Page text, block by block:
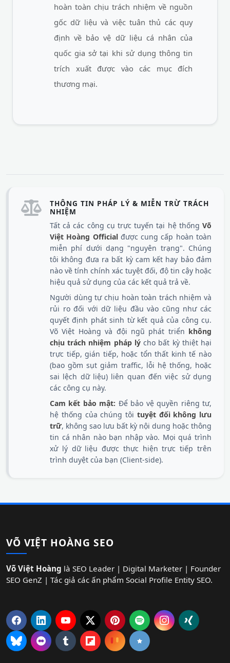
hoàn toàn chịu trách nhiệm về nguồn
gốc dữ liệu và việc tuân thủ các quy
định về bảo vệ dữ liệu cá nhân của
quốc gia sở tại khi sử dụng thông tin
trích xuất được vào các mục đích
thương mại.
THÔNG TIN PHÁP LÝ & MIỄN TRỪ TRÁCH
NHIỆM
Tất cả các công cụ trực tuyến tại hệ thống Võ
Việt Hoàng Officialđược cung cấp hoàn toàn
miễn phí dưới dạng "nguyên trạng". Chúng
tôi không đưa ra bất kỳ cam kết hay bảo đảm
nào về tính chính xác tuyệt đối, độ tin cậy hoặc
hiệu quả sử dụng của các kết quả trả về.
Người dùng tự chịu hoàn toàn trách nhiệm và
rủi ro đối với dữ liệu đầu vào cũng như các
quyết định phát sinh từ kết quả của công cụ.
Võ Việt Hoàng và đội ngũ phát triển không
chịu trách nhiệm pháp lýcho bất kỳ thiệt hại
trực tiếp, gián tiếp, hoặc tổn thất kinh tế nào
(bao gồm sụt giảm traffic, lỗi hệ thống, hoặc
sai lệch dữ liệu) liên quan đến việc sử dụng
các công cụ này.
Cam kết bảo mật: Để bảo vệ quyền riêng tư,
hệ thống của chúng tôi tuyệt đối không lưu
trữ, không sao lưu bất kỳ nội dung hoặc thông
tin cá nhân nào bạn nhập vào. Mọi quá trình
xử lý dữ liệu được thực hiện trực tiếp trên
trình duyệt của bạn (Client-side).
VÕ VIỆT HOÀNG SEO
Võ Việt Hoàng là SEO Leader | Digital Marketer | Founder
SEO GenZ | Tác giả các ấn phẩm Social Profile Entity SEO.